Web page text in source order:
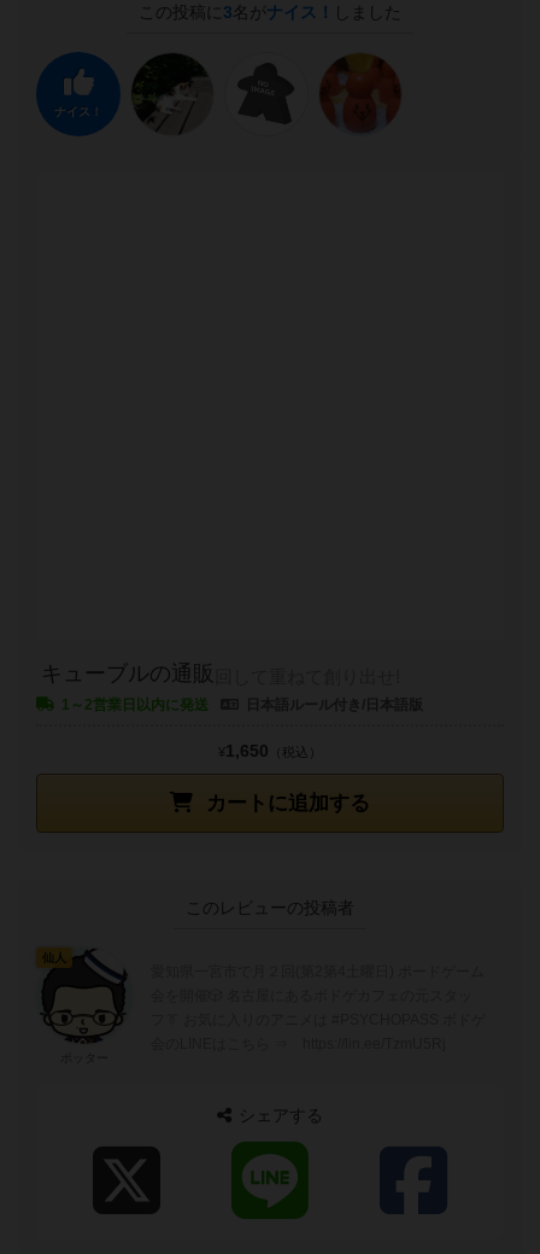
この投稿に 3名がナイス！ しました
ナイス！
キューブルの通販
1～2営業日以内に発送
カートに追加する
¥1,650 （税込）
このレビューの投稿者
仙人
シェアする